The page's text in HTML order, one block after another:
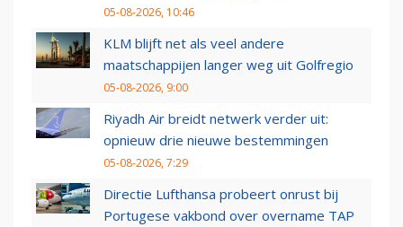
05-08-2026, 10:46
KLM blijft net als veel andere
maatschappijen langer weg uit Golfregio
05-08-2026, 9:00
Riyadh Air breidt netwerk verder uit:
opnieuw drie nieuwe bestemmingen
05-08-2026, 7:29
Directie Lufthansa probeert onrust bij
Portugese vakbond over overname TAP